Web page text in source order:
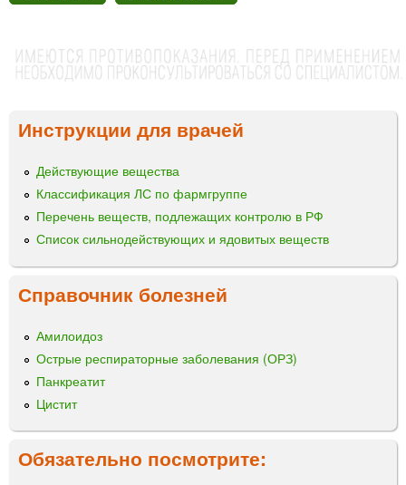
Инструкции для врачей
Действующие вещества
Классификация ЛС по фармгруппе
Перечень веществ, подлежащих контролю в РФ
Список сильнодействующих и ядовитых веществ
Справочник болезней
Амилоидоз
Острые респираторные заболевания (ОРЗ)
Панкреатит
Цистит
Обязательно посмотрите: